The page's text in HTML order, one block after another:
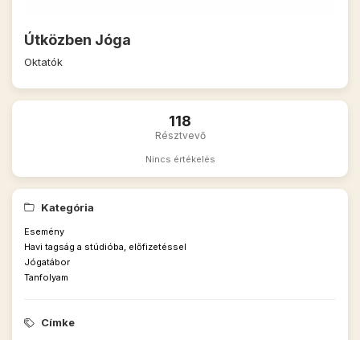
Útközben Jóga
Oktatók
118
Résztvevő
Nincs értékelés
Kategória
Esemény
Havi tagság a stúdióba, előfizetéssel
Jógatábor
Tanfolyam
Címke